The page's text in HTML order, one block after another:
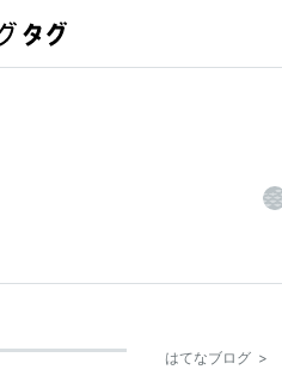
はてなブログ >